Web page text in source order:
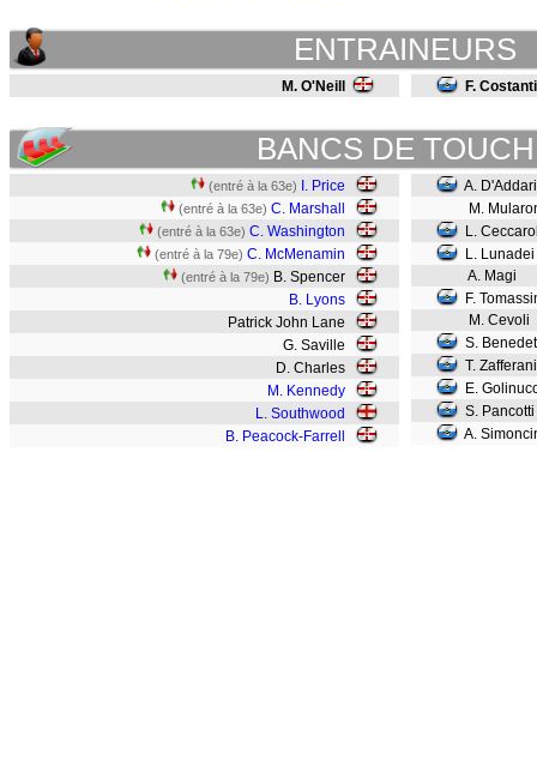
ENTRAINEURS
M. O'Neill F.
BANCS DE
(entré à la 63e) I. Price
(entré à la 63e) C. Marshall
(entré à la 63e) C. Washington
(entré à la 79e) C. McMenamin
(entré à la 79e) B. Spencer
B. Lyons
Patrick John Lane
G. Saville
D. Charles
M. Kennedy
L. Southwood
B. Peacock-Farrell
A.
M.
L.
L. Lunadei
A. Magi
F.
M. Cevoli
S.
T. Zafferani
E.
S. Pancotti
A.